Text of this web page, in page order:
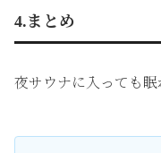
4.まとめ
夜サウナに入っても眠